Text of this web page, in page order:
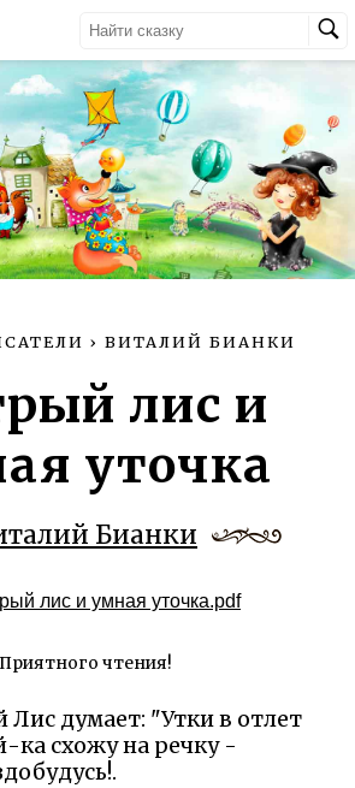
› ВИТАЛИЙ БИАНКИ
лис и
уточка
Бианки
лис и умная уточка.pdf
Приятного чтения!
думает: "Утки в отлет
ка схожу на речку -